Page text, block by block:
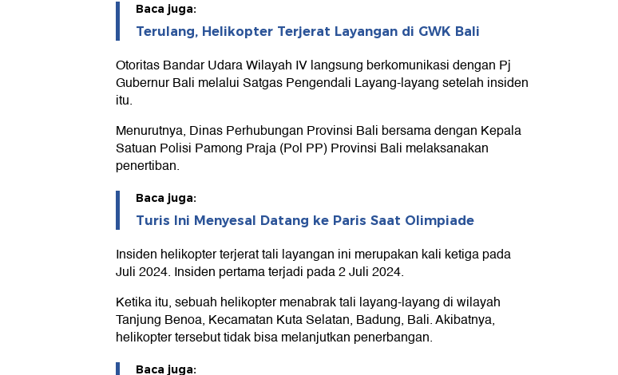
Baca juga:
Terulang, Helikopter Terjerat Layangan di GWK Bali
Otoritas Bandar Udara Wilayah IV langsung berkomunikasi dengan Pj
Gubernur Bali melalui Satgas Pengendali Layang-layang setelah insiden
itu.
Menurutnya, Dinas Perhubungan Provinsi Bali bersama dengan Kepala
Satuan Polisi Pamong Praja (Pol PP) Provinsi Bali melaksanakan
penertiban.
Baca juga:
Turis Ini Menyesal Datang ke Paris Saat Olimpiade
Insiden helikopter terjerat tali layangan ini merupakan kali ketiga pada
Juli 2024. Insiden pertama terjadi pada 2 Juli 2024.
Ketika itu, sebuah helikopter menabrak tali layang-layang di wilayah
Tanjung Benoa, Kecamatan Kuta Selatan, Badung, Bali. Akibatnya,
helikopter tersebut tidak bisa melanjutkan penerbangan.
Baca juga: